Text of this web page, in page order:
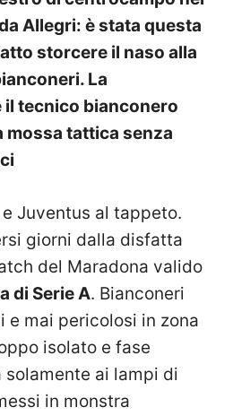
Allegri: è stata questa
storcere il naso alla
La
il tecnico bianconero
mossa tattica senza
Juventus al tappeto.
giorni dalla disfatta
del Maradona valido
di Serie A. Bianconeri
e mai pericolosi in zona
isolato e fase
ai lampi di
in monstra